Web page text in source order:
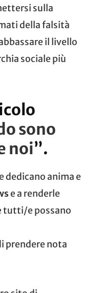
sulla
della falsità
il livello
sociale più
sono
noi”.
dedicano anima e
e a renderle
tutti/e possano
prendere nota